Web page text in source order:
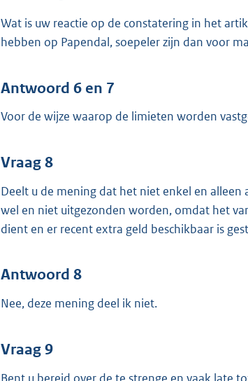
Wat is uw reactie op de constatering in het
hebben op Papendal, soepeler zijn dan voor
Antwoord 6 en 7
Voor de wijze waarop de limieten worden
Vraag 8
Deelt u de mening dat het niet enkel en
wel en niet uitgezonden worden, omdat het
dient en er recent extra geld beschikbaar is
Antwoord 8
Nee, deze mening deel ik niet.
Vraag 9